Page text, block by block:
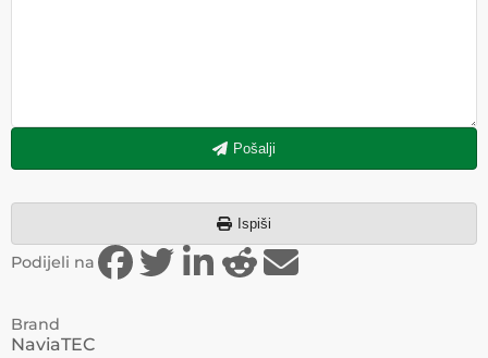
Pošalji
Ispiši
Podijeli na
Brand
NaviaTEC